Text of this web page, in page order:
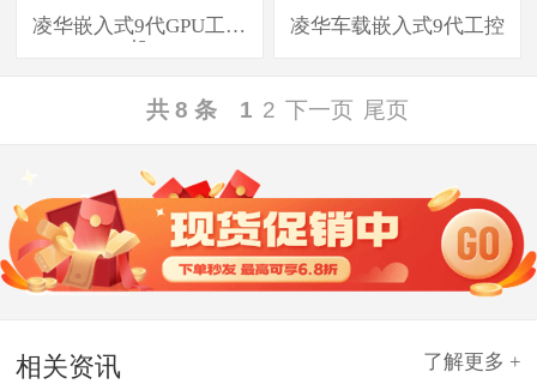
凌华嵌入式9代GPU工控
凌华车载嵌入式9代工控
共 8 条 1 2 下一页 尾页
相关资讯 了解更多 +